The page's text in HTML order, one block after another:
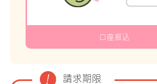
口座振込
請求期限